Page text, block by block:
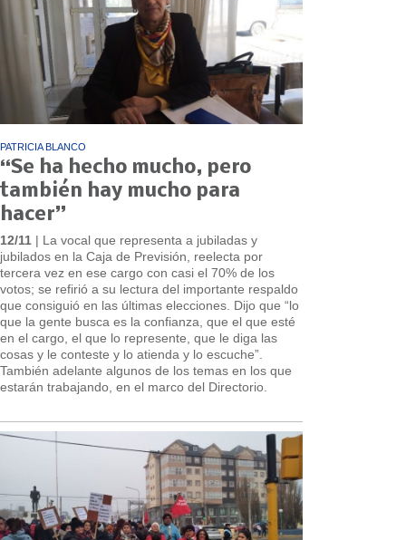
PATRICIA BLANCO
“Se ha hecho mucho, pero
también hay mucho para
hacer”
12/11 | La vocal que representa a jubiladas y
jubilados en la Caja de Previsión, reelecta por
tercera vez en ese cargo con casi el 70% de los
votos; se refirió a su lectura del importante respaldo
que consiguió en las últimas elecciones. Dijo que “lo
que la gente busca es la confianza, que el que esté
en el cargo, el que lo represente, que le diga las
cosas y le conteste y lo atienda y lo escuche”.
También adelante algunos de los temas en los que
estarán trabajando, en el marco del Directorio.